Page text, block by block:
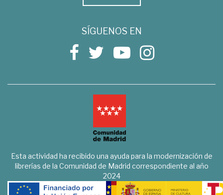
SÍGUENOS EN
Esta actividad ha recibido una ayuda para la modernización de
librerías de la Comunidad de Madrid correspondiente al año
2024